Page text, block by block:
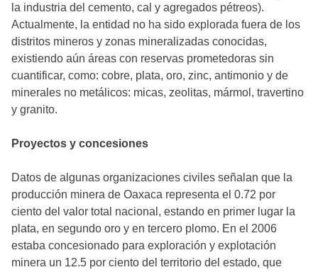
la industria del cemento, cal y agregados pétreos).
Actualmente, la entidad no ha sido explorada fuera de los
distritos mineros y zonas mineralizadas conocidas,
existiendo aún áreas con reservas prometedoras sin
cuantificar, como: cobre, plata, oro, zinc, antimonio y de
minerales no metálicos: micas, zeolitas, mármol, travertino
y granito.
Proyectos y concesiones
Datos de algunas organizaciones civiles señalan que la
producción minera de Oaxaca representa el 0.72 por
ciento del valor total nacional, estando en primer lugar la
plata, en segundo oro y en tercero plomo. En el 2006
estaba concesionado para exploración y explotación
minera un 12.5 por ciento del territorio del estado, que